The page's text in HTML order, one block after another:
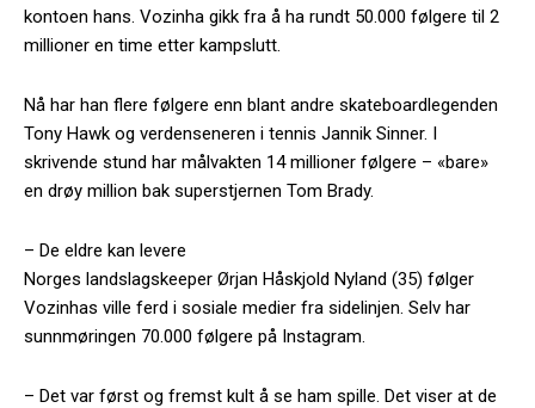
kontoen hans. Vozinha gikk fra å ha rundt 50.000 følgere til 2
millioner en time etter kampslutt.
Nå har han flere følgere enn blant andre skateboardlegenden
Tony Hawk og verdenseneren i tennis Jannik Sinner. I
skrivende stund har målvakten 14 millioner følgere – «bare»
en drøy million bak superstjernen Tom Brady.
– De eldre kan levere
Norges landslagskeeper Ørjan Håskjold Nyland (35) følger
Vozinhas ville ferd i sosiale medier fra sidelinjen. Selv har
sunnmøringen 70.000 følgere på Instagram.
– Det var først og fremst kult å se ham spille. Det viser at de